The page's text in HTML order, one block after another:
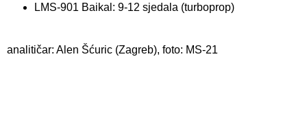
LMS-901 Baikal: 9-12 sjedala (turboprop)
analitičar: Alen Šćuric (Zagreb), foto: MS-21